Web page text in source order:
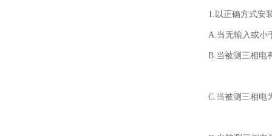
1. 以正确方式安
A.当无输入或小
B.当被测三相电
C.当被测三相电